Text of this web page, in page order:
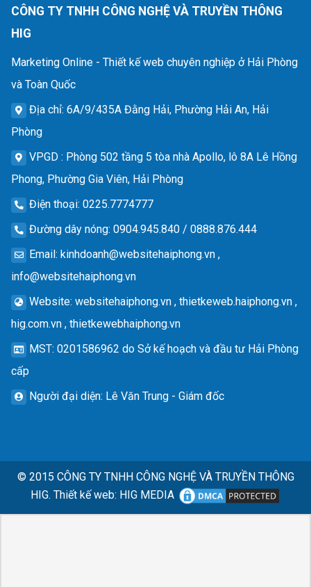
CÔNG TY TNHH CÔNG NGHỆ VÀ TRUYỀN THÔNG
HIG
Marketing Online - Thiết kế web chuyên nghiệp ở Hải Phòng
và Toàn Quốc
Địa chỉ: 6A/9/435A Đằng Hải, Phường Hải An, Hải
Phòng
VPGD : Phòng 502 tầng 5 tòa nhà Apollo, lô 8A Lê Hồng
Phong, Phường Gia Viên, Hải Phòng
Điện thoại: 0225.7774777
Đường dây nóng: 0904.945.840 / 0888.876.444
Email : kinhdoanh@websitehaiphong.vn ,
info@websitehaiphong.vn
Website: websitehaiphong.vn , thietkeweb.haiphong.vn ,
hig.com.vn , thietkewebhaiphong.vn
MST: 0201586962 do Sở kế hoạch và đầu tư Hải Phòng
cấp
Người đại diện: Lê Văn Trung - Giám đốc
© 2015 CÔNG TY TNHH CÔNG NGHỆ VÀ TRUYỀN THÔNG
HIG. Thiết kế web: HIG MEDIA